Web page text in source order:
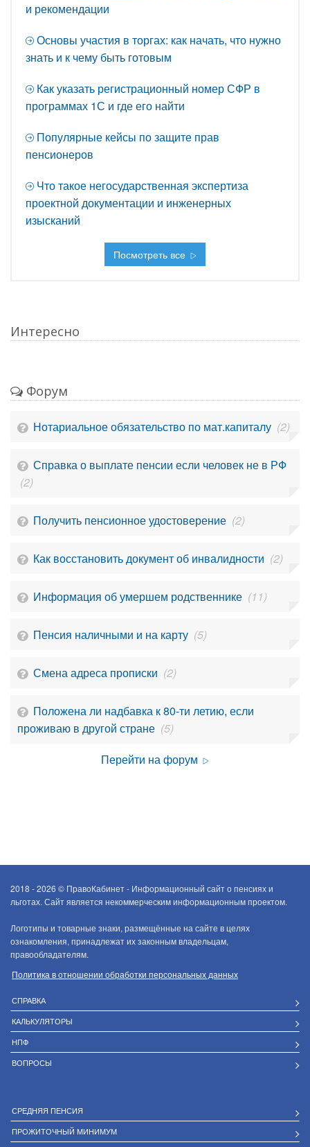
и рекомендации
Основы участия в торгах: как начать, что нужно
знать и к чему быть готовым
Как указать регистрационный номер СФР в
программах 1С и где его найти
Популярные кейсы по защите прав
пенсионеров
Что такое негосударственная экспертиза
проектной документации и инженерных
изысканий
Посмотреть все
Интересно
Форум
Нотариальное обязательство по мат.капиталу (2)
Справка о выплате пенсии если человек не в РФ
(2)
Получить пенсионное удостоверение (2)
Как восстановить документ об инвалидности (2)
Информация об умершем родственнике (11)
Пенсия наличными и на карту (5)
Смена адреса прописки (2)
Положена ли надбавка к 80-ти летию, если
проживаю в другой стране (5)
Перейти на форум
2018 - 2026 © ПравоКабинет - Информационный сайт о пенсиях и
льготах. Сайт является некоммерческим информационным проектом.
Логотипы и товарные знаки, размещённые на сайте в целях
ознакомления, принадлежат их законным владельцам,
правообладателям.
Политика в отношении обработки персональных данных
СПРАВКА
КАЛЬКУЛЯТОРЫ
НПФ
ВОПРОСЫ
СРЕДНЯЯ ПЕНСИЯ
ПРОЖИТОЧНЫЙ МИНИМУМ